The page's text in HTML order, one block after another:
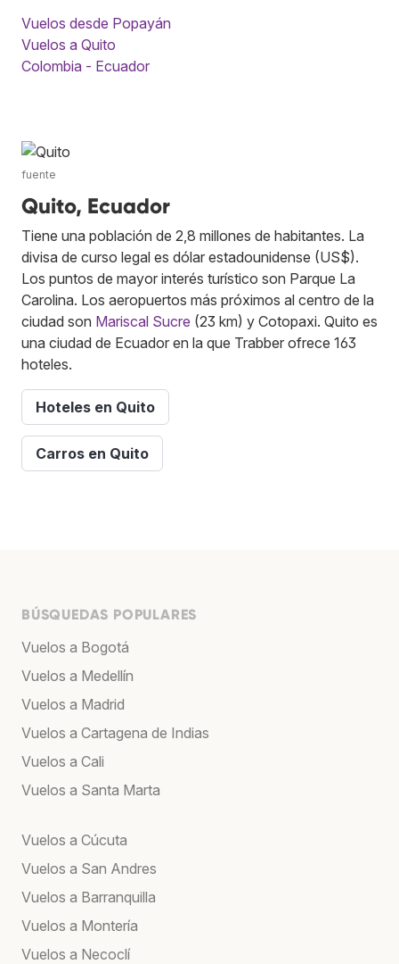
Vuelos desde Popayán
Vuelos a Quito
Colombia - Ecuador
fuente
Quito, Ecuador
Tiene una población de 2,8 millones de habitantes. La
divisa de curso legal es dólar estadounidense (US$).
Los puntos de mayor interés turístico son Parque La
Carolina. Los aeropuertos más próximos al centro de la
ciudad son Mariscal Sucre (23 km) y Cotopaxi. Quito es
una ciudad de Ecuador en la que Trabber ofrece 163
hoteles.
Hoteles en Quito
Carros en Quito
BÚSQUEDAS POPULARES
Vuelos a Bogotá
Vuelos a Medellín
Vuelos a Madrid
Vuelos a Cartagena de Indias
Vuelos a Cali
Vuelos a Santa Marta
Vuelos a Cúcuta
Vuelos a San Andres
Vuelos a Barranquilla
Vuelos a Montería
Vuelos a Necoclí